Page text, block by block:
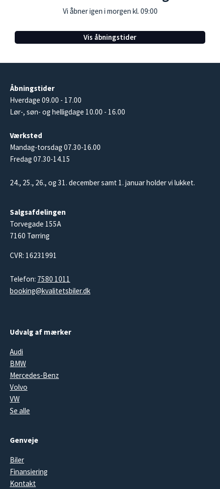
Vi åbner igen i morgen kl. 09:00
Vis åbningstider
Åbningstider
Hverdage 09.00 - 17.00
Lør-, søn- og helligdage 10.00 - 16.00
Værksted
Mandag-torsdag 07.30-16.00
Fredag 07.30-14.15
24., 25., 26., og 31. december samt 1. januar holder vi lukket.
Salgsafdelingen
Torvegade 155A
7160 Tørring
CVR: 16231991
Telefon: 7580 1011
booking@kvalitetsbiler.dk
Udvalg af mærker
Audi
BMW
Mercedes-Benz
Volvo
VW
Se alle
Genveje
Biler
Finansiering
Kontakt